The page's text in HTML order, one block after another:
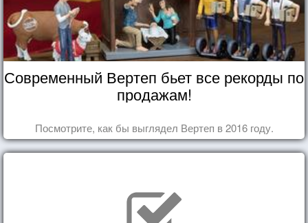
Современный Вертеп бьет все рекорды по
продажам!
Посмотрите, как бы выглядел Вертеп в 2016 году.